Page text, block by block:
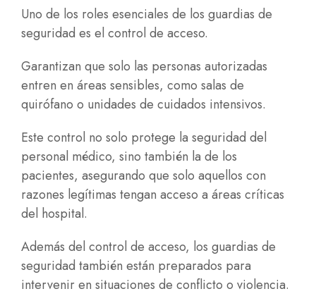
Uno de los roles esenciales de los guardias de
seguridad es el control de acceso.
Garantizan que solo las personas autorizadas
entren en áreas sensibles, como salas de
quirófano o unidades de cuidados intensivos.
Este control no solo protege la seguridad del
personal médico, sino también la de los
pacientes, asegurando que solo aquellos con
razones legítimas tengan acceso a áreas críticas
del hospital.
Además del control de acceso, los guardias de
seguridad también están preparados para
intervenir en situaciones de conflicto o violencia.